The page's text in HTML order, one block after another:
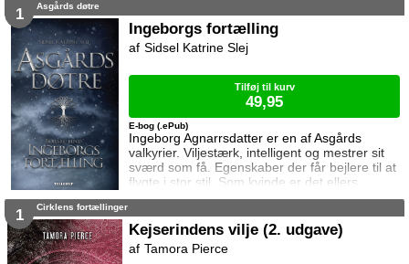
1 Asgårds døtre
Ingeborgs fortælling
Ingeborg Agnarrsdatter er en af Asgårds
valkyrier. Viljestærk, intelligent og mestrer sit
sværd som få. Egenskaber der får bejlere til at
flygte i stor stil. Som kvinde er det ellers
hendes pligt at sikre sin familie gennem en
men her fejler hun igen og igen. Lige indtil den
dag hun møder ham. Ham der ser hende.
Ham der kommer til at betyde alt. Ham det får
E-bog (.ePub)
Sidsel Katrine Slej
Tilføj til kurv
49,95
1 Cirklens fortællinger
Kejserindens vilje (2. udgave)
Tamora Pierce